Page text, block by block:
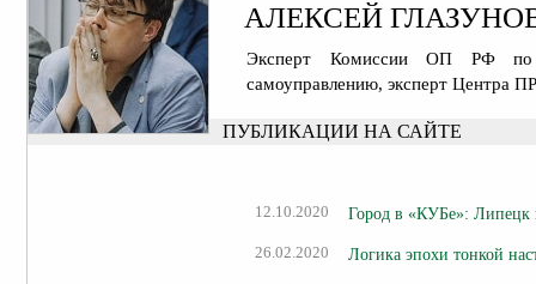
АЛЕКСЕЙ
Эксперт Комиссии ОП РФ по
самоуправлению, эксперт Центра
ПУБЛИКАЦИИ НА САЙТЕ
12.10.2020 Город в «КУБе»: Липецк
26.02.2020 Логика эпохи тонкой